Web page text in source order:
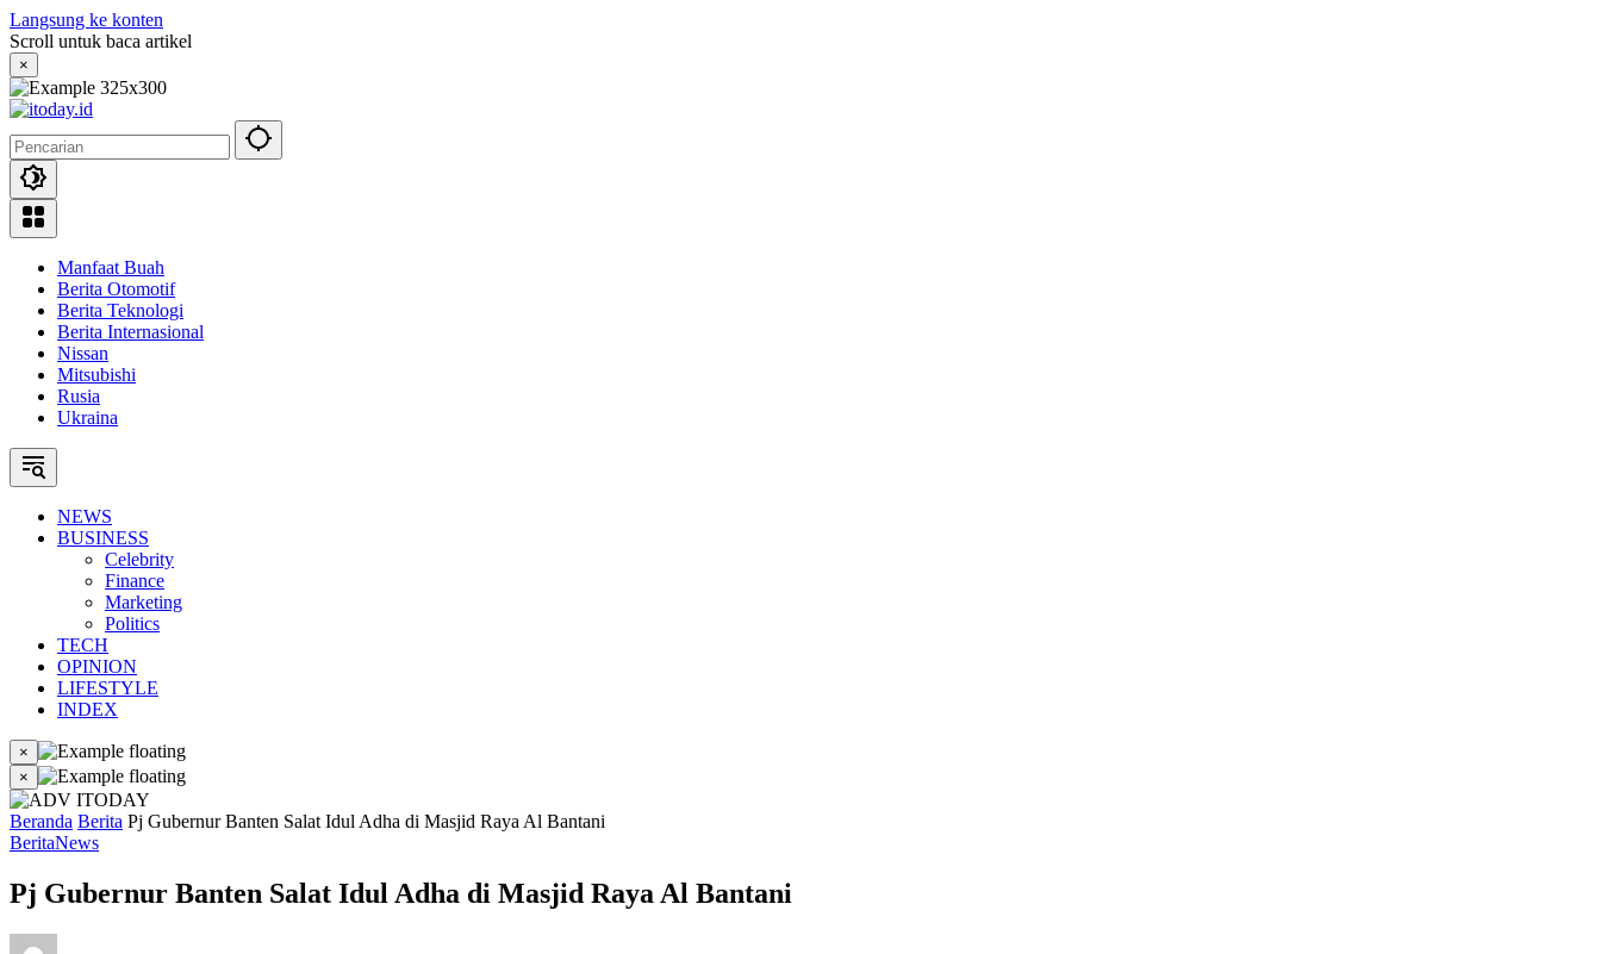
Langsung ke konten
Scroll untuk baca artikel
×
Manfaat Buah
Berita Otomotif
Berita Teknologi
Berita Internasional
Nissan
Mitsubishi
Rusia
Ukraina
NEWS
BUSINESS
Celebrity
Finance
Marketing
Politics
TECH
OPINION
LIFESTYLE
INDEX
×
×
Beranda Berita Pj Gubernur Banten Salat Idul Adha di Masjid Raya Al Bantani
BeritaNews
Pj Gubernur Banten Salat Idul Adha di Masjid Raya Al Bantani